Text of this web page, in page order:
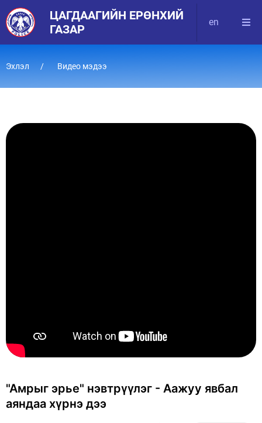
ЦАГДААГИЙН ЕРӨНХИЙ
ГАЗАР
en
Эхлэл Видео мэдээ
"Амрыг эрье" нэвтрүүлэг - Аажуу явбал
аяндаа хүрнэ дээ